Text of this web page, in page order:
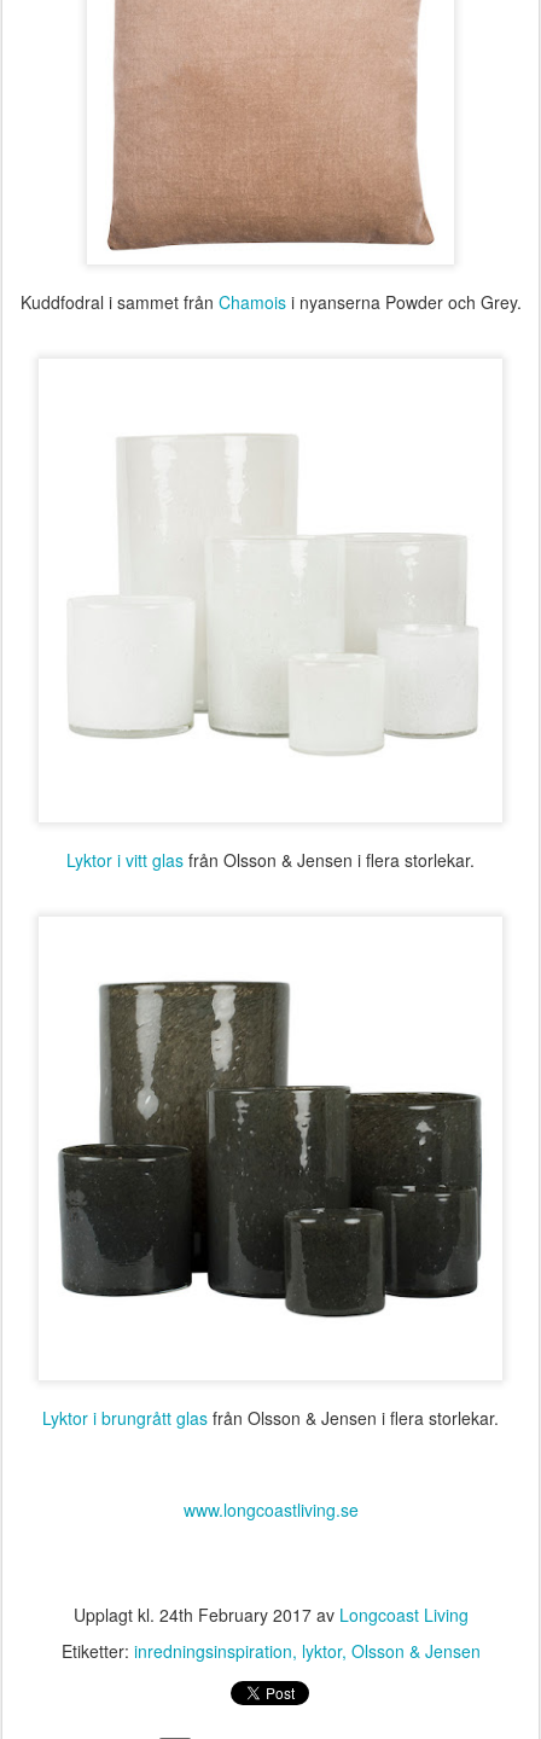
Kuddfodral i sammet från Chamoisi nyanserna Powder och Grey.
Lyktor i vitt glas från Olsson & Jensen i flera storlekar.
Lyktor i brungrått glas från Olsson & Jensen i flera storlekar.
www.longcoastliving.se
Upplagt kl. 24th February 2017av Longcoast Living
Etiketter: inredningsinspiration lyktor Olsson & Jensen